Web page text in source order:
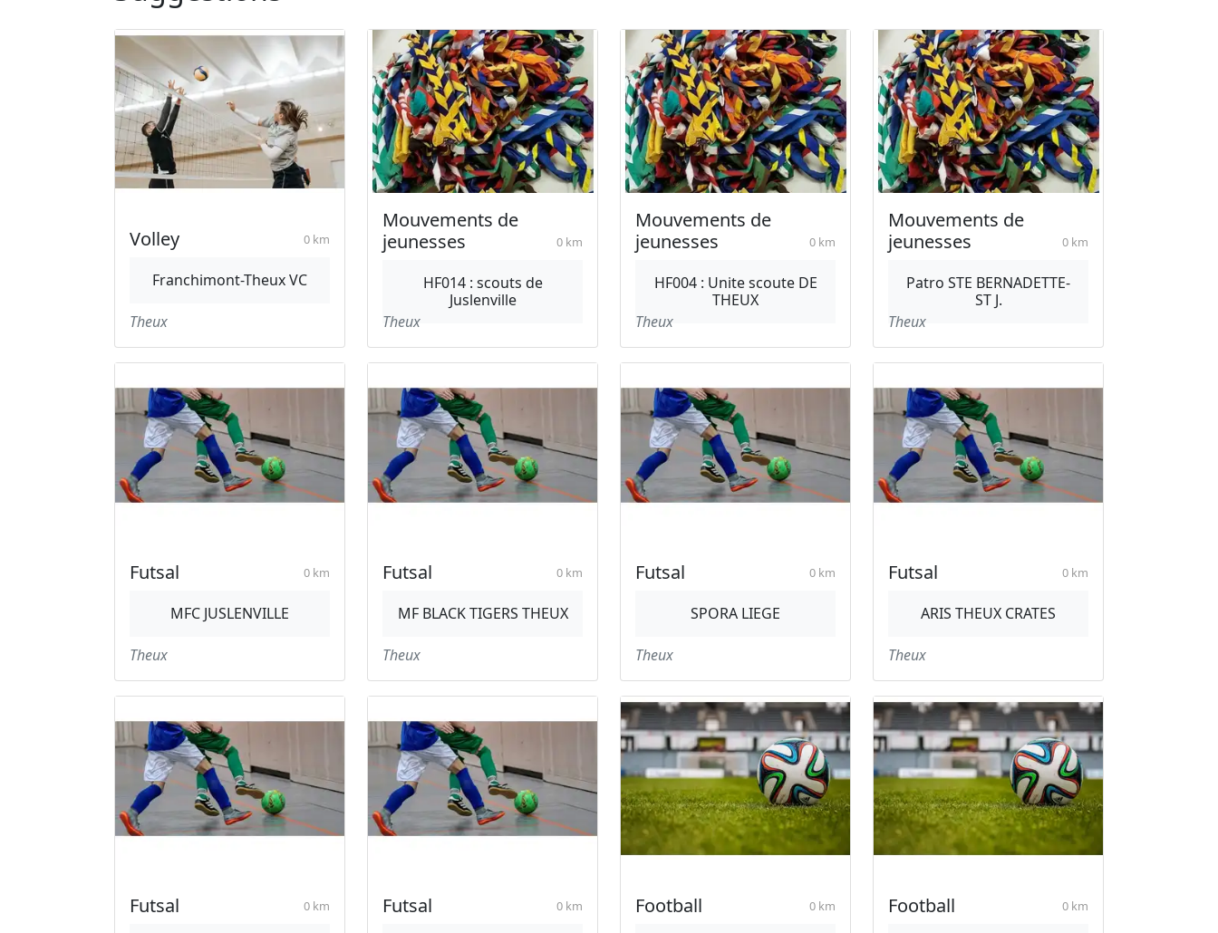
Volley 0 km
Franchimont-Theux VC
Theux
Mouvements de
jeunesses
0 km
HF014 : scouts de
Juslenville
Theux
Mouvements de
jeunesses
0 km
HF004 : Unite scoute DE
THEUX
Theux
Mouvements de
jeunesses
0 km
Patro STE BERNADETTE-
ST J.
Theux
Futsal 0 km
MFC JUSLENVILLE
Theux
Futsal 0 km
MF BLACK TIGERS THEUX
Theux
Futsal 0 km
SPORA LIEGE
Theux
Futsal 0 km
ARIS THEUX CRATES
Theux
Futsal 0 km Futsal 0 km Football 0 km Football 0 km